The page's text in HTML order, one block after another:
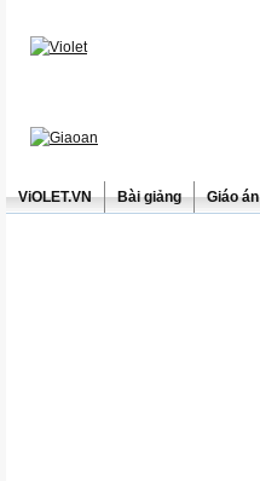
ViOLET.VN Bài giảng Giáo án